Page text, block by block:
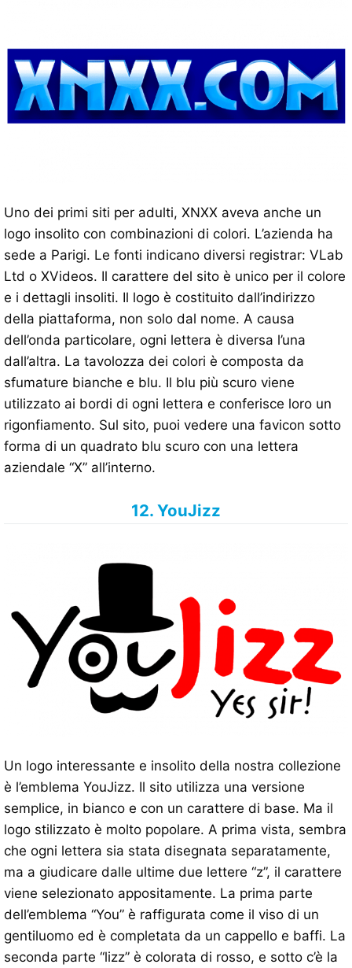
Uno dei primi siti per adulti, XNXX aveva anche un
logo insolito con combinazioni di colori. L’azienda ha
sede a Parigi. Le fonti indicano diversi registrar: VLab
Ltd o XVideos. Il carattere del sito è unico per il colore
e i dettagli insoliti. Il logo è costituito dall’indirizzo
della piattaforma, non solo dal nome. A causa
dell’onda particolare, ogni lettera è diversa l’una
dall’altra. La tavolozza dei colori è composta da
sfumature bianche e blu. Il blu più scuro viene
utilizzato ai bordi di ogni lettera e conferisce loro un
rigonfiamento. Sul sito, puoi vedere una favicon sotto
forma di un quadrato blu scuro con una lettera
aziendale “X” all’interno.
12. YouJizz
Un logo interessante e insolito della nostra collezione
è l’emblema YouJizz. Il sito utilizza una versione
semplice, in bianco e con un carattere di base. Ma il
logo stilizzato è molto popolare. A prima vista, sembra
che ogni lettera sia stata disegnata separatamente,
ma a giudicare dalle ultime due lettere “z”, il carattere
viene selezionato appositamente. La prima parte
dell’emblema “You” è raffigurata come il viso di un
gentiluomo ed è completata da un cappello e baffi. La
seconda parte “lizz” è colorata di rosso, e sotto c’è la